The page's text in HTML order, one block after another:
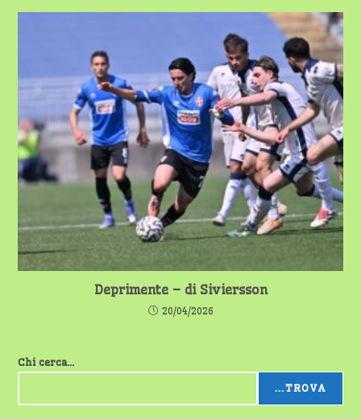
Deprimente – di Siviersson
20/04/2026
Chi cerca...
...TROVA